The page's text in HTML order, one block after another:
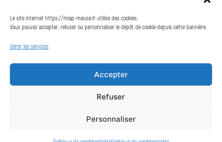
Le site internet https://miap-meuse.fr utilise des cookies.
Vous pouvez accepter, refuser ou personnaliser le dépôt de cookie depuis cette bannière.
Gérer les services
Accepter
Refuser
Personnaliser
aider à concrétiser votre projet de formation,
et de vous accompagner dans vos démarches
pour trouver l’entreprise qui correspond à vos
Postuler